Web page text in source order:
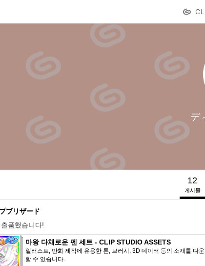
デ
12
게시물
ブリザード
품했습니다!
마왕 다채로운 펜 세트 - CLIP STUDIO ASSETS
일러스트, 만화 제작에 유용한 톤, 브러시, 3D 데이터 등의 소재를 다
할 수 있습니다.